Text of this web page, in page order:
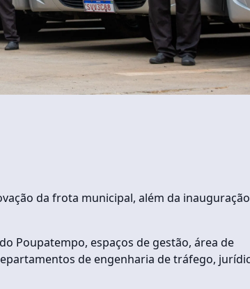
da frota municipal, além da inauguração
Poupatempo, espaços de gestão, área de
de engenharia de tráfego,